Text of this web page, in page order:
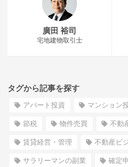
廣田 裕司
宅地建物取引士
タグから記事を探す
アパート投資 マンション
節税 物件売買 不動
賃貸経営・管理 不動産ビ
サラリーマンの副業 確定